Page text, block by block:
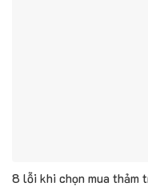
8 lỗi khi chọn mua thảm